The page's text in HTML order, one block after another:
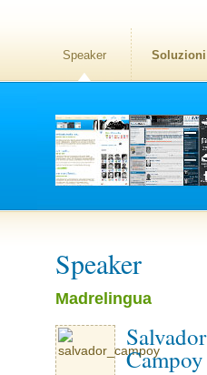
Speaker Soluzioni
Speaker
Madrelingua
Salvador
Campoy